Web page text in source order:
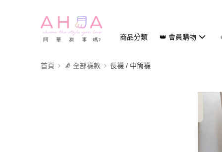
商品分類 👑 會員購物
首頁 🧦 全部襪款 長襪 / 中筒襪